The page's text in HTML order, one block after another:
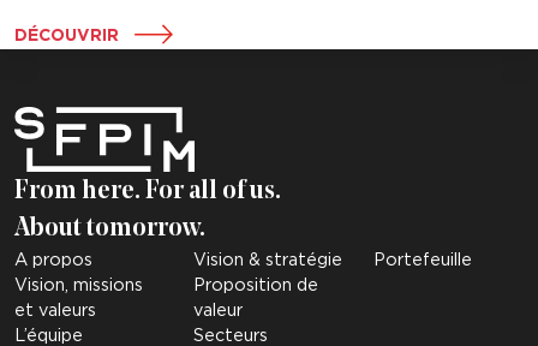
DÉCOUVRIR
From here. For all of us.
About tomorrow.
A propos
Vision, missions
et valeurs
L’équipe
Vision & stratégie
Proposition de
valeur
Secteurs
Portefeuille